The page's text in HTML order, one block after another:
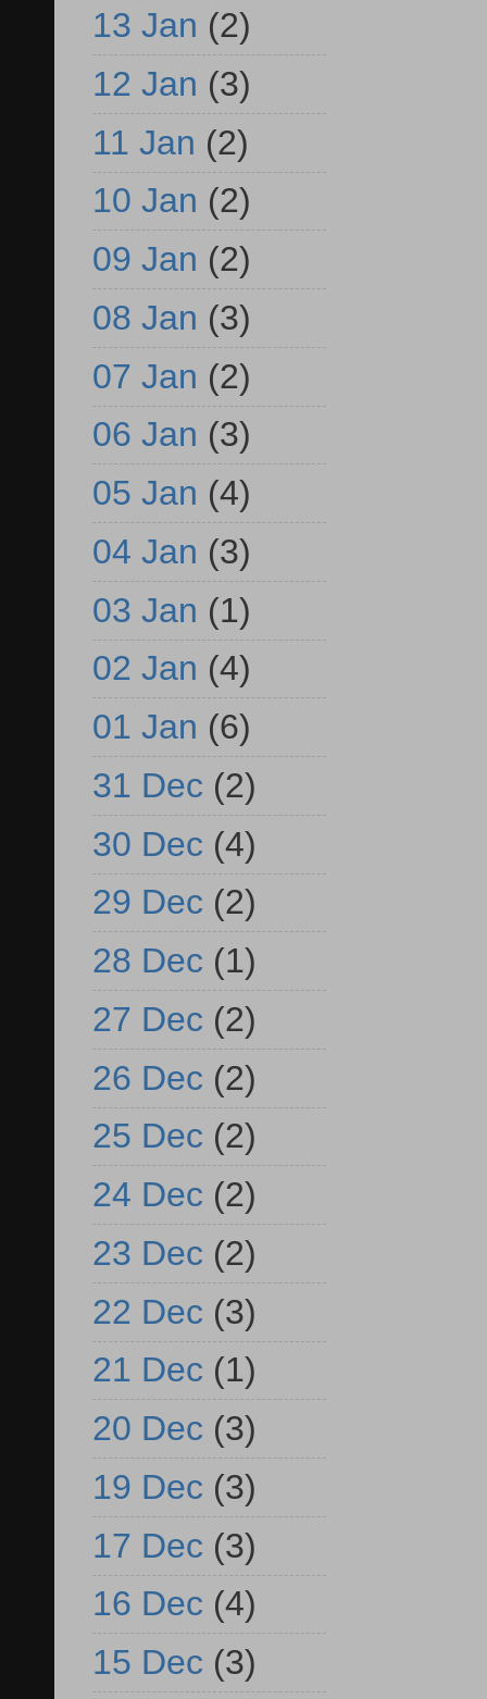
13 Jan (2)
12 Jan (3)
11 Jan (2)
10 Jan (2)
09 Jan (2)
08 Jan (3)
07 Jan (2)
06 Jan (3)
05 Jan (4)
04 Jan (3)
03 Jan (1)
02 Jan (4)
01 Jan (6)
31 Dec (2)
30 Dec (4)
29 Dec (2)
28 Dec (1)
27 Dec (2)
26 Dec (2)
25 Dec (2)
24 Dec (2)
23 Dec (2)
22 Dec (3)
21 Dec (1)
20 Dec (3)
19 Dec (3)
17 Dec (3)
16 Dec (4)
15 Dec (3)